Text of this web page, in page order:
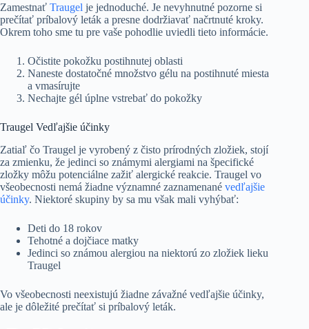
Zamestnať Traugel je jednoduché. Je nevyhnutné pozorne si
prečítať príbalový leták a presne dodržiavať načrtnuté kroky.
Okrem toho sme tu pre vaše pohodlie uviedli tieto informácie.
Očistite pokožku postihnutej oblasti
Naneste dostatočné množstvo gélu na postihnuté miesta
a vmasírujte
Nechajte gél úplne vstrebať do pokožky
Traugel Vedľajšie účinky
Zatiaľ čo Traugel je vyrobený z čisto prírodných zložiek, stojí
za zmienku, že jedinci so známymi alergiami na špecifické
zložky môžu potenciálne zažiť alergické reakcie. Traugel vo
všeobecnosti nemá žiadne významné zaznamenané vedľajšie
účinky. Niektoré skupiny by sa mu však mali vyhýbať:
Deti do 18 rokov
Tehotné a dojčiace matky
Jedinci so známou alergiou na niektorú zo zložiek lieku
Traugel
Vo všeobecnosti neexistujú žiadne závažné vedľajšie účinky,
ale je dôležité prečítať si príbalový leták.